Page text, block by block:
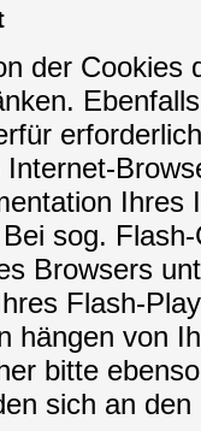
der
sog.
Browsers
Flash-
hängen von
bitte
sich an